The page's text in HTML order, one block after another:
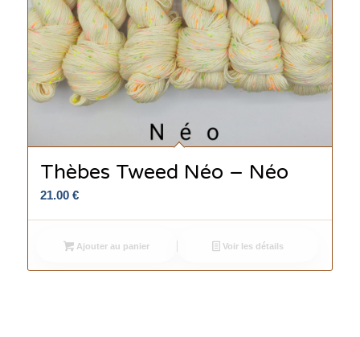
Thèbes Tweed Néo – Néo
21.00 €
Ajouter au panier Voir les détails